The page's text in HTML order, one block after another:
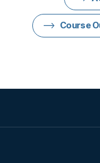
Course